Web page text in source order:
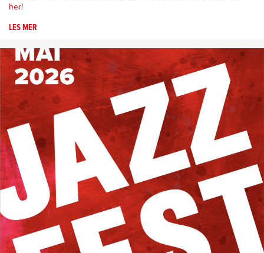
her!
LES MER
ER
HER!